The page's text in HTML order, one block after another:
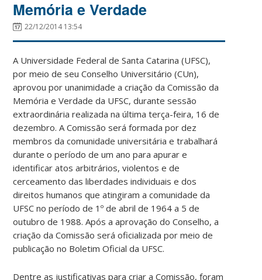
Memória e Verdade
22/12/2014 13:54
A Universidade Federal de Santa Catarina (UFSC),
por meio de seu Conselho Universitário (CUn),
aprovou por unanimidade a criação da Comissão da
Memória e Verdade da UFSC, durante sessão
extraordinária realizada na última terça-feira, 16 de
dezembro. A Comissão será formada por dez
membros da comunidade universitária e trabalhará
durante o período de um ano para apurar e
identificar atos arbitrários, violentos e de
cerceamento das liberdades individuais e dos
direitos humanos que atingiram a comunidade da
UFSC no período de 1º de abril de 1964 a 5 de
outubro de 1988. Após a aprovação do Conselho, a
criação da Comissão será oficializada por meio de
publicação no Boletim Oficial da UFSC.
Dentre as justificativas para criar a Comissão, foram